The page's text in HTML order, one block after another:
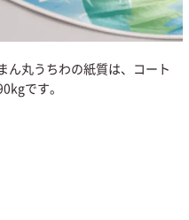
ん丸うちわの紙質は、コート
です。